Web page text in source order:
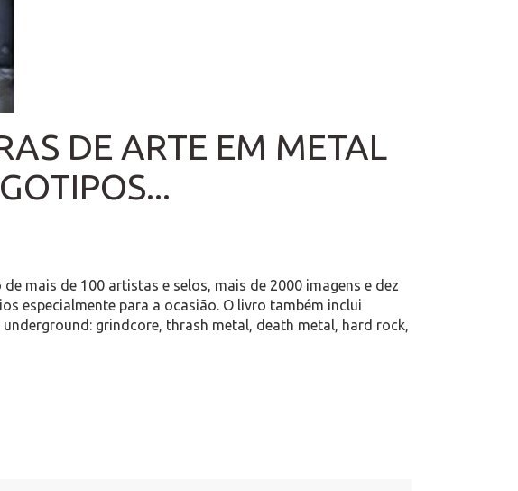
DE ARTE EM METAL
mais de 100 artistas e selos, mais de 2000 imagens e dez
especialmente para a ocasião. O livro também inclui
grindcore, thrash metal, death metal, hard rock,